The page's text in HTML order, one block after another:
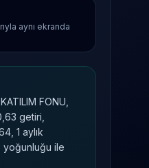
aynı ekranda
FONU,
getiri,
1 aylık
yoğunluğu ile